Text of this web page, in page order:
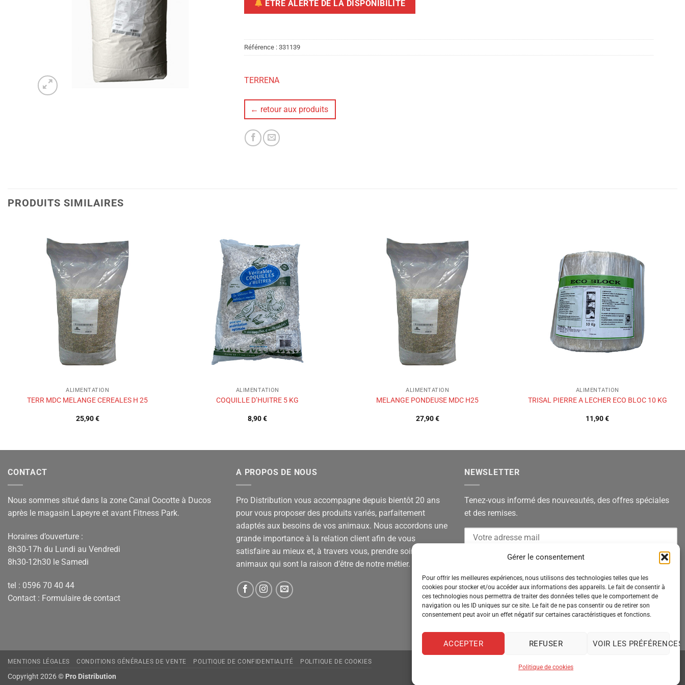
Gérer le consentement
Pour offrir les meilleures expériences, nous utilisons des technologies telles que les
cookies pour stocker et/ou accéder aux informations des appareils. Le fait de consentir à
ces technologies nous permettra de traiter des données telles que le comportement de
navigation ou les ID uniques sur ce site. Le fait de ne pas consentir ou de retirer son
consentement peut avoir un effet négatif sur certaines caractéristiques et fonctions.
ACCEPTER REFUSER VOIR LES PRÉFÉRENCES
Politique de cookies
ÊTRE ALERTÉ DE LA DISPONIBILITÉ
Référence : 331139
TERRENA
← retour aux produits
PRODUITS SIMILAIRES
ALIMENTATION
TERR MDC MELANGE CEREALES H 25
25,90€
ALIMENTATION
COQUILLE D’HUITRE 5 KG
8,90€
ALIMENTATION
MELANGE PONDEUSE MDC H25
27,90€
ALIMENTATION
TRISAL PIERRE A LECHER ECO BLOC 10 KG
11,90€
CONTACT
Nous sommes situé dans la zone Canal Cocotte à Ducos
après le magasin Lapeyre et avant Fitness Park.
Horaires d’ouverture :
8h30-17h du Lundi au Vendredi
8h30-12h30 le Samedi
tel : 0596 70 40 44
Contact : Formulaire de contact
A PROPOS DE NOUS
Pro Distribution vous accompagne depuis bientôt 20 ans
pour vous proposer des produits variés, parfaitement
adaptés aux besoins de vos animaux. Nous accordons une
grande importance à la relation client afin de vous
satisfaire au mieux et, à travers vous, prendre soin de vos
animaux qui sont la raison d’être de notre métier.
NEWSLETTER
Tenez-vous informé des nouveautés, des offres spéciales
et des remises.
MENTIONS LÉGALES CONDITIONS GÉNÉRALES DE VENTE POLITIQUE DE CONFIDENTIALITÉ POLITIQUE DE COOKIES
Copyright 2026 © Pro Distribution